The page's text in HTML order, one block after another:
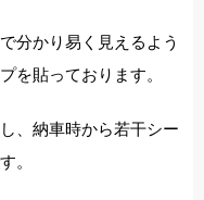
分かり易く見えるよう
を貼っております。
、納車時から若干シー
。